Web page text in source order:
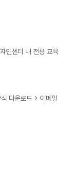
인센터 내 전용 교육
다운로드 > 이메일